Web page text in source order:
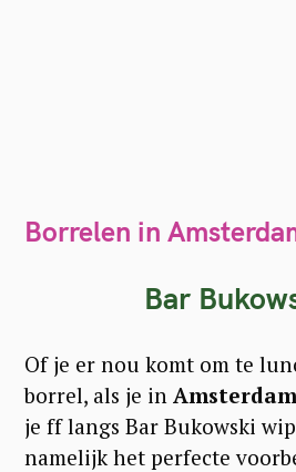
Borrelen in
Bar
Of je er nou komt om te
borrel, als je in
je ff langs Bar Bukowski
namelijk het perfecte